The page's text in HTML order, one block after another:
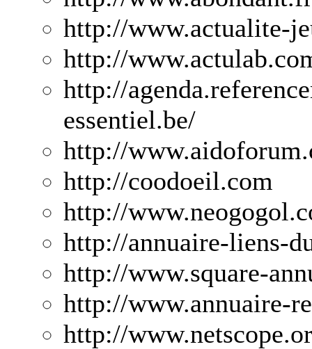
http://www.actualite-
http://
http://
essentiel.be/
http://
http://coodoeil.com
http://
http://annuaire-liens-
http://www.square-
http://www.annuaire-
http://